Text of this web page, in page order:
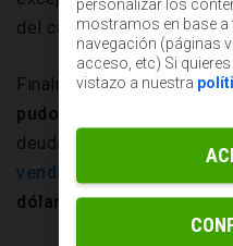
del calzado de Vans.
Finalmente, los tribunales
pudo esquivar la quiebra
deuda, sino que la
vendida
dólares.
personalizar los
mostramos en base a
navegación (páginas
acceso, etc) Si
vistazo a nuestra